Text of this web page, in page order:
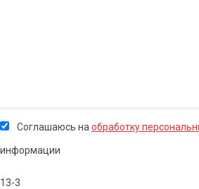
Соглашаюсь на обработку
информации
13-3